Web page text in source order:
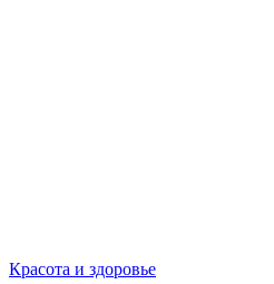
Красота и здоровье